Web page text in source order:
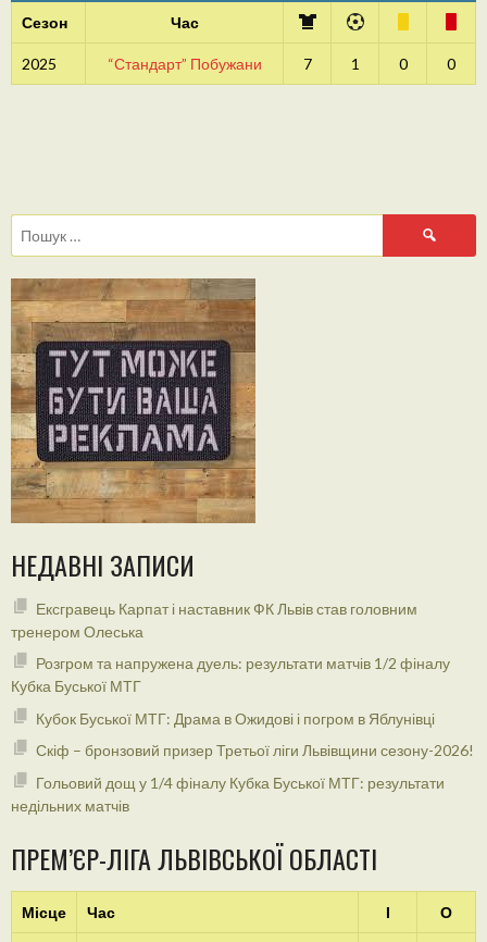
Сезон Час
2025 “Стандарт” Побужани 7 1 0 0
Пошук:
НЕДАВНІ ЗАПИСИ
Ексгравець Карпат і наставник ФК Львів став головним
тренером Олеська
Розгром та напружена дуель: результати матчів 1/2 фіналу
Кубка Буської МТГ
Кубок Буської МТГ: Драма в Ожидові і погром в Яблунівці
Скіф – бронзовий призер Третьої ліги Львівщини сезону-2026!
Гольовий дощ у 1/4 фіналу Кубка Буської МТГ: результати
недільних матчів
ПРЕМ’ЄР-ЛІГА ЛЬВІВСЬКОЇ ОБЛАСТІ
Місце Час І О